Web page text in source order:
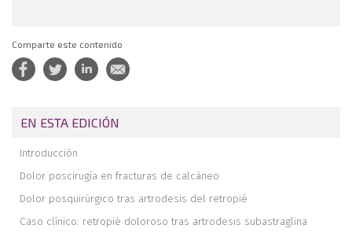
Comparte este contenido
EN ESTA EDICIÓN
Introducción
Dolor poscirugía en fracturas de calcáneo
Dolor posquirúrgico tras artrodesis del retropié
Caso clínico: retropié doloroso tras artrodesis subastraglina